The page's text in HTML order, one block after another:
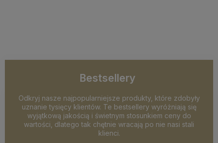
Bestsellery
Odkryj nasze najpopularniejsze produkty, które zdobyły
uznanie tysięcy klientów. Te bestsellery wyróżniają się
wyjątkową jakością i świetnym stosunkiem ceny do
wartości, dlatego tak chętnie wracają po nie nasi stali
klienci.